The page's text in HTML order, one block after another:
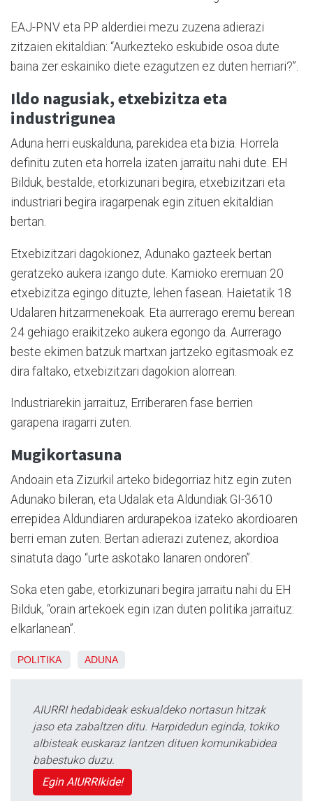
EAJ-PNV eta PP alderdiei mezu zuzena adierazi
zitzaien ekitaldian: “Aurkezteko eskubide osoa dute
baina zer eskainiko diete ezagutzen ez duten herriari?”.
Ildo nagusiak, etxebizitza eta
industrigunea
Aduna herri euskalduna, parekidea eta bizia. Horrela
definitu zuten eta horrela izaten jarraitu nahi dute. EH
Bilduk, bestalde, etorkizunari begira, etxebizitzari eta
industriari begira iragarpenak egin zituen ekitaldian
bertan.
Etxebizitzari dagokionez, Adunako gazteek bertan
geratzeko aukera izango dute. Kamioko eremuan 20
etxebizitza egingo dituzte, lehen fasean. Haietatik 18
Udalaren hitzarmenekoak. Eta aurrerago eremu berean
24 gehiago eraikitzeko aukera egongo da. Aurrerago
beste ekimen batzuk martxan jartzeko egitasmoak ez
dira faltako, etxebizitzari dagokion alorrean.
Industriarekin jarraituz, Erriberaren fase berrien
garapena iragarri zuten.
Mugikortasuna
Andoain eta Zizurkil arteko bidegorriaz hitz egin zuten
Adunako bileran, eta Udalak eta Aldundiak GI-3610
errepidea Aldundiaren ardurapekoa izateko akordioaren
berri eman zuten. Bertan adierazi zutenez, akordioa
sinatuta dago “urte askotako lanaren ondoren”.
Soka eten gabe, etorkizunari begira jarraitu nahi du EH
Bilduk, “orain artekoek egin izan duten politika jarraituz:
elkarlanean”.
POLITIKA ADUNA
AIURRI hedabideak eskualdeko nortasun hitzak
jaso eta zabaltzen ditu. Harpidedun eginda, tokiko
albisteak euskaraz lantzen dituen komunikabidea
babestuko duzu.
Egin AIURRIkide!